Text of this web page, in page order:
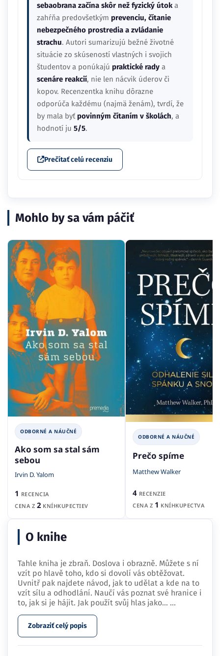
sebaobrana začína skôr než fyzický útok a
zahŕňa predovšetkým prevenciu, čítanie
nebezpečného prostredia a zvládanie
strachu. Autori sumarizujú bežné životné
situácie zo skúseností vlastných i svojich
študentov a ponúkajú praktické rady a
scenáre reakcií, nie len nácvik úderov či
kopov. Recenzentka knihu dôrazne
odporúča každému (najmä ženám), tvrdí, že
by mala byť povinným čítaním v školách, a
hodnotí ju 5/5.
Prečítať celú recenziu
Mohlo by sa vám páčiť
ODBORNÉ A NÁUČNÉ
Ako som sa stal sám
sebou
Irvin D. Yalom
1 RECENCIA
CENA Z 2 KNÍHKUPECTIEV
ODBORNÉ A NÁUČNÉ
Prečo spíme
Matthew Walker
4 RECENZIE
CENA Z 1 KNÍHKUPECTVA
O knihe
Tahle kniha je zbraň. Doslova i obrazně. Můžete s ní
vzít po hlavě toho, kdo si dovolí vás obtěžovat.
Uvnitř pak najdete návod, jak to udělat a kde na to
vzít sílu a odhodlání. Naučí vás poznat své hranice i
to, jak si je hájit. Jak použít svůj hlas jako… ...
Zobraziť celý popis